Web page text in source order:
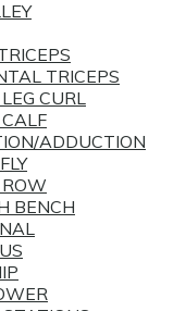
TRICEPS
CURL
ADDUCTION
BENCH